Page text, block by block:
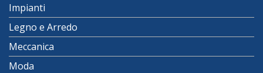
Impianti
Legno e Arredo
Meccanica
Moda